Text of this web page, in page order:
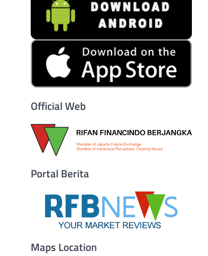
Official Web
Portal Berita
Maps Location